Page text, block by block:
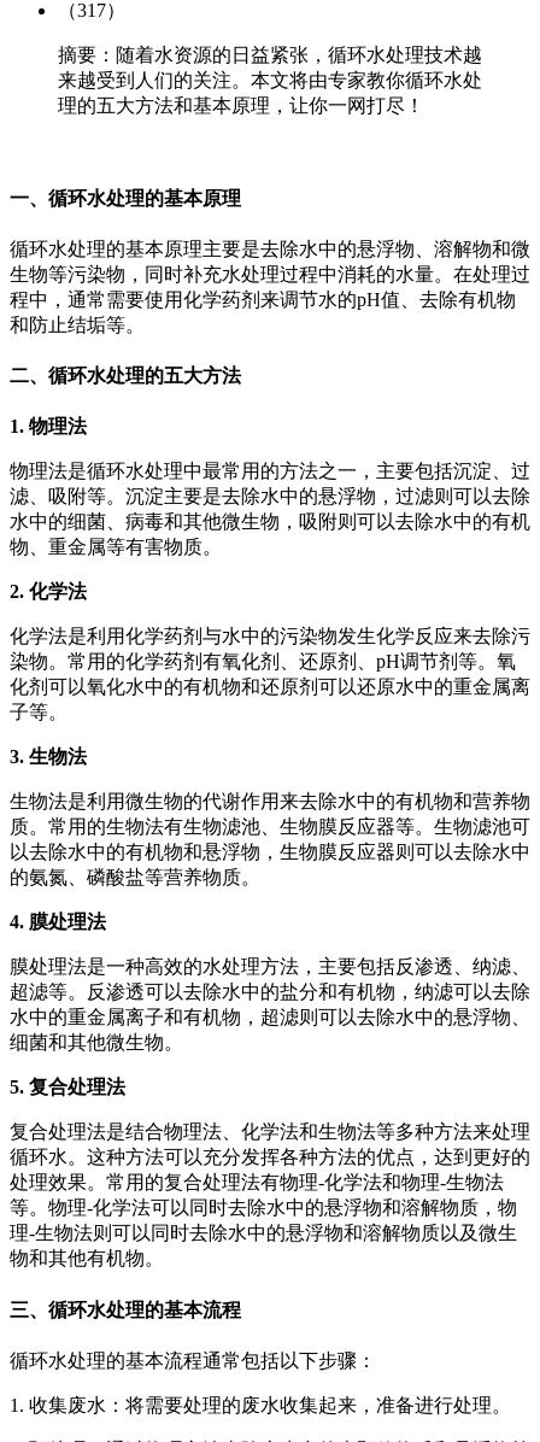
（317）
摘要：随着水资源的日益紧张，循环水处理技术越
来越受到人们的关注。本文将由专家教你循环水处
理的五大方法和基本原理，让你一网打尽！
一、循环水处理的基本原理
循环水处理的基本原理主要是去除水中的悬浮物、溶解物和微
生物等污染物，同时补充水处理过程中消耗的水量。在处理过
程中，通常需要使用化学药剂来调节水的pH值、去除有机物
和防止结垢等。
二、循环水处理的五大方法
1. 物理法
物理法是循环水处理中最常用的方法之一，主要包括沉淀、过
滤、吸附等。沉淀主要是去除水中的悬浮物，过滤则可以去除
水中的细菌、病毒和其他微生物，吸附则可以去除水中的有机
物、重金属等有害物质。
2. 化学法
化学法是利用化学药剂与水中的污染物发生化学反应来去除污
染物。常用的化学药剂有氧化剂、还原剂、pH调节剂等。氧
化剂可以氧化水中的有机物和还原剂可以还原水中的重金属离
子等。
3. 生物法
生物法是利用微生物的代谢作用来去除水中的有机物和营养物
质。常用的生物法有生物滤池、生物膜反应器等。生物滤池可
以去除水中的有机物和悬浮物，生物膜反应器则可以去除水中
的氨氮、磷酸盐等营养物质。
4. 膜处理法
膜处理法是一种高效的水处理方法，主要包括反渗透、纳滤、
超滤等。反渗透可以去除水中的盐分和有机物，纳滤可以去除
水中的重金属离子和有机物，超滤则可以去除水中的悬浮物、
细菌和其他微生物。
5. 复合处理法
复合处理法是结合物理法、化学法和生物法等多种方法来处理
循环水。这种方法可以充分发挥各种方法的优点，达到更好的
处理效果。常用的复合处理法有物理-化学法和物理-生物法
等。物理-化学法可以同时去除水中的悬浮物和溶解物质，物
理-生物法则可以同时去除水中的悬浮物和溶解物质以及微生
物和其他有机物。
三、循环水处理的基本流程
循环水处理的基本流程通常包括以下步骤：
1. 收集废水：将需要处理的废水收集起来，准备进行处理。